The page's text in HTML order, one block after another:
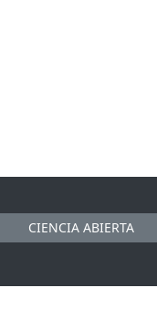
CIENCIA ABIERTA